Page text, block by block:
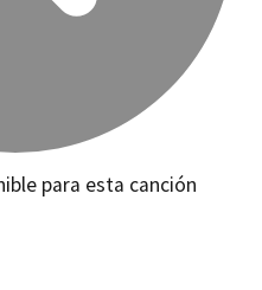
para esta canción